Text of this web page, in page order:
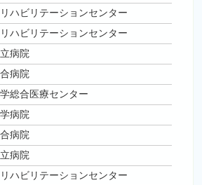
ハビリテーションセンター
ハビリテーションセンター
病院
病院
総合医療センター
病院
病院
病院
ハビリテーションセンター